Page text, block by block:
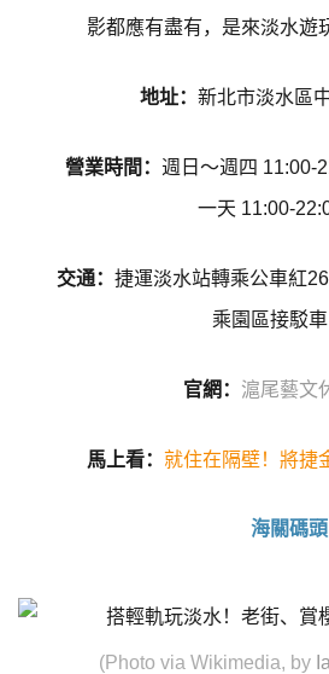
影都應有盡有，是來淡水遊
地址： 新北市淡水區
營業時間： 週日～週四 11:00-
一天 11:00-
交通： 捷運淡水站轉乘公車紅
乘園區接駁車
官網： 滬尾藝文
馬上看： 就住在隔壁！將捷
海關碼頭
(Photo via Wikimedia, by